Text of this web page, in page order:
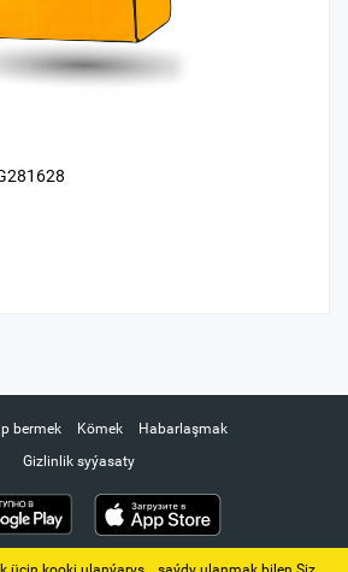
bermek Kömek
Habarlaşmak
Gizlinlik syýasaty